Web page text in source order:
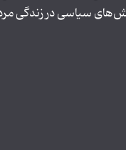
سیاسی در زندگی